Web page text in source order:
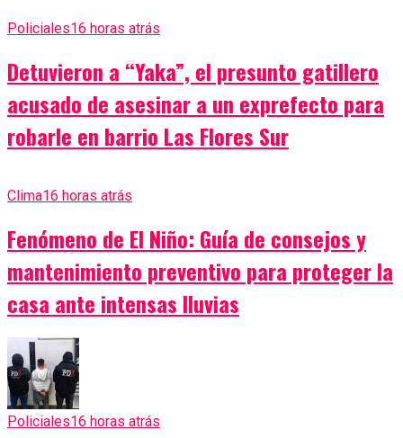
Policiales16 horas atrás
Detuvieron a “Yaka”, el presunto gatillero
acusado de asesinar a un exprefecto para
robarle en barrio Las Flores Sur
Clima16 horas atrás
Fenómeno de El Niño: Guía de consejos y
mantenimiento preventivo para proteger la
casa ante intensas lluvias
Policiales16 horas atrás